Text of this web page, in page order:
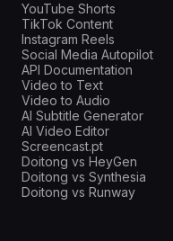
YouTube Shorts
TikTok Content
Instagram Reels
Social Media Autopilot
API Documentation
Video to Text
Video to Audio
AI Subtitle Generator
AI Video Editor
Screencast.pt
Doitong vs HeyGen
Doitong vs Synthesia
Doitong vs Runway